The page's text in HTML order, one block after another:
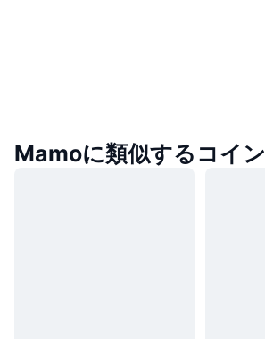
Mamoに類似するコイン